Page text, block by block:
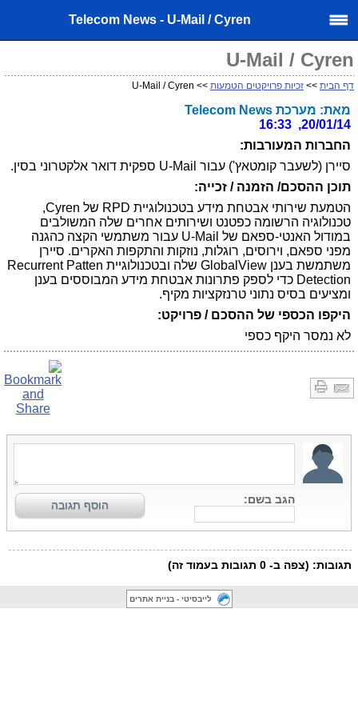
Telecom News - U-Mail / Cyren
U-Mail / Cyren
דף הבית >> זכיות פרויקטים הטמעות >> U-Mail / Cyren
מאת: מערכת Telecom News
20/01/14, 16:33
החברות המעורבות:
סיירן (לשעבר קומטאץ') עבור U-Mail ספקית דואר אלקטרוני בסין.
תוכן ההסכם/ הזמנה / זכייה:
הטמעת שירותי אבטחת מידע בטכנולוגיית RPD של Cyren,
טכנולוגיה הרשומה כפטנט ושירותים אחרים שלה המשולבים
במודול האנטי-ספאם של U-Mail עבור משתמשי הקצה כהגנה
מפני ספאם, וירוסים, רוגלות, נוזקות והתקפות האקרים. סיירן
משתמשת בענן GlobalView שלה ובטכנולוגיית Recurrent Patten
Detection כדי לספק פתרונות אבטחת מידע המבוססים בענן
ומציעים בסיס נתוני טרנזקציות מקיף.
היקפו הכספי של ההסכם / פרויקט:
לא נמסר היקף כספי
לייבסיטי - בניית אתרים